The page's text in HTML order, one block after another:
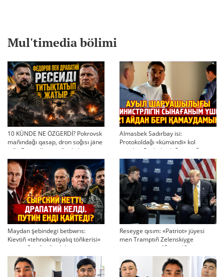
Mul'timedia bölimi
10 KÜNDE NE ÖZGERDİ? Pokrovsk
mañındağı qasap, dron soğısı jäne
jaña Bas qolbasşınıñ taktikası
Almasbek Sadırbay isi:
Protokoldağı «kümändi» kol
qoyular, Pavlodardağı joq şığın
jäne toqtatılğan bettesuler
Maydan şebindegi betbwrıs:
Kievtiñ «tehnokratiyalıq töñkerisi»
jäne soğıstıñ jaña doktrinası
Reseyge qısım: «Patriot» jüyesi
men Tramptıñ Zelenskiyge
maqtauı neni añğartadı?